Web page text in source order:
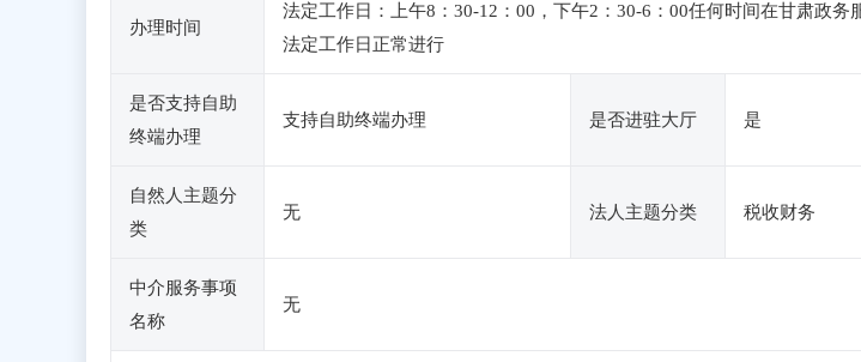
办理时间
法定工作日：上午8：30-12：00，下午2：30-6：00任何时间在甘肃政
法定工作日正常进行
是否支持自助
终端办理
支持自助终端办理 是否进驻大厅 是
自然人主题分
类
无 法人主题分类 税收财务
中介服务事项
名称
无